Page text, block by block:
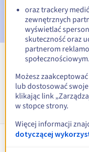
E-mail po
usunięciu nazwy
oraz trackery
zewnętrznych
wyświetlać
skuteczność oraz
partnerom
społecznościowym.
Możesz
lub dostosować
klikając link
w stopce strony.
Więcej informacji
dotyczącej